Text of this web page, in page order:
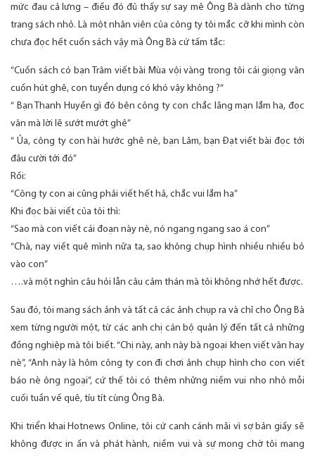
mức đau cả lưng – điều đó đủ thấy sự say mê Ông Bà dành cho từng
trang sách nhỏ. Là một nhân viên của công ty tôi mắc cỡ khi mình còn
chưa đọc hết cuốn sách vậy mà Ông Bà cứ tấm tắc:
“Cuốn sách có bạn Trâm viết bài Mùa vội vàng trong tôi cái giọng văn
cuốn hút ghê, con tuyển dụng có khó vậy không ?“
“ Bạn Thanh Huyền gì đó bên công ty con chắc lãng mạn lắm ha, đọc
văn mà lời lẽ sướt mướt ghê”
“ Ủa, công ty con hài hước ghê nè, bạn Lâm, bạn Đạt viết bài đọc tới
đâu cười tới đó”
Rồi:
“Công ty con ai cũng phải viết hết hả, chắc vui lắm ha”
Khi đọc bài viết của tôi thì:
“Sao mà con viết cái đoạn này nè, nó ngang ngang sao á con”
“Chà, nay viết quê mình nữa ta, sao không chụp hình nhiều nhiều bỏ
vào con”
….và một nghìn câu hỏi lẫn câu cảm thán mà tôi không nhớ hết được.
Sau đó, tôi mang sách ảnh và tất cả các ảnh chụp ra và chỉ cho Ông Bà
xem từng người một, từ các anh chị cán bộ quản lý đến tất cả những
đồng nghiệp mà tôi biết. “Chị này, anh này bà ngoại khen viết văn hay
nè”, “Anh này là hôm công ty con đi chơi ảnh chụp hình cho con viết
báo nè ông ngoại”, cứ thế tôi có thêm những niềm vui nho nhỏ mỗi
cuối tuần về quê, tíu tít cùng Ông Bà.
Khi triển khai Hotnews Online, tôi cứ canh cánh mãi vì sợ bản giấy sẽ
không được in ấn và phát hành, niềm vui và sự mong chờ tôi mang